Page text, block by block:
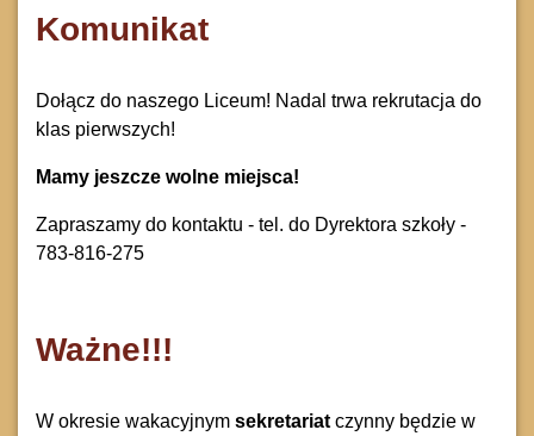
Komunikat
Dołącz do naszego Liceum! Nadal trwa rekrutacja do
klas pierwszych!
Mamy jeszcze wolne miejsca!
Zapraszamy do kontaktu - tel. do Dyrektora szkoły -
783-816-275
Ważne!!!
W okresie wakacyjnym sekretariat czynny będzie w